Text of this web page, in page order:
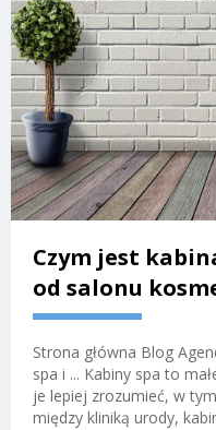
Czym jest
od salonu
Strona główna Blog
spa i ... Kabiny spa to
je lepiej zrozumieć, w
między kliniką urody,